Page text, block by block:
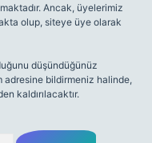
Ancak, üyelerimiz
olup, siteye üye olarak
düşündüğünüz
adresine bildirmeniz halinde,
kaldırılacaktır.